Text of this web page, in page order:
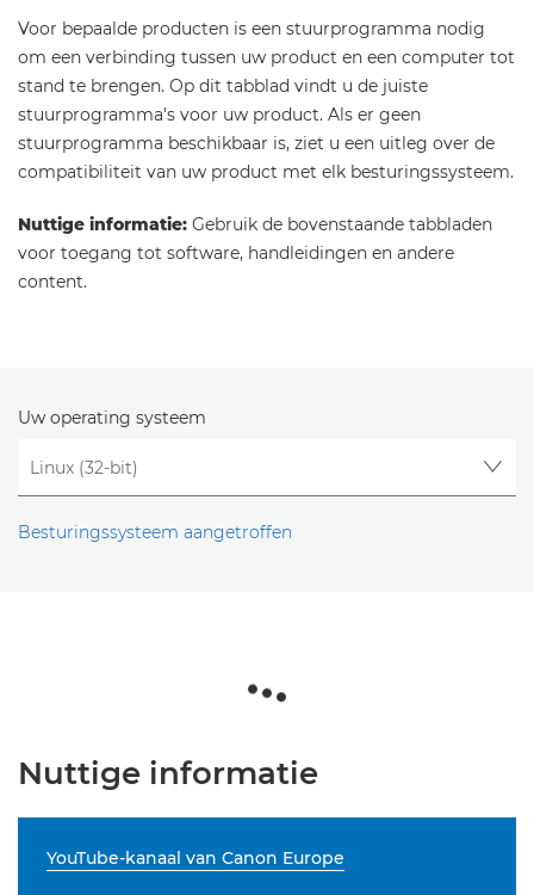
Voor bepaalde producten is een stuurprogramma nodig
om een verbinding tussen uw product en een computer tot
stand te brengen. Op dit tabblad vindt u de juiste
stuurprogramma's voor uw product. Als er geen
stuurprogramma beschikbaar is, ziet u een uitleg over de
compatibiliteit van uw product met elk besturingssysteem.
Nuttige informatie: Gebruik de bovenstaande tabbladen
voor toegang tot software, handleidingen en andere
content.
Uw operating systeem
Besturingssysteem aangetroffen
Nuttige informatie
YouTube-kanaal van Canon Europe